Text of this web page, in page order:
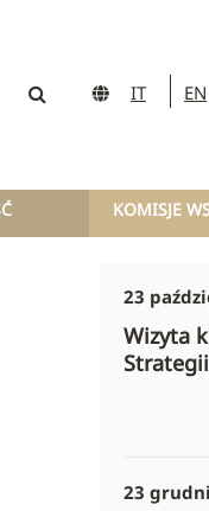
IT EN
KOMISJE
23
Wizyta
23